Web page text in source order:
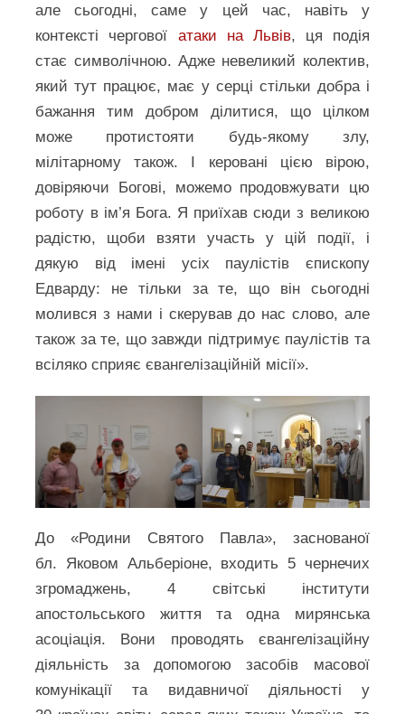
але сьогодні, саме у цей час, навіть у
контексті чергової атаки на Львів, ця подія
стає символічною. Адже невеликий колектив,
який тут працює, має у серці стільки добра і
бажання тим добром ділитися, що цілком
може протистояти будь-якому злу,
мілітарному також. І керовані цією вірою,
довіряючи Богові, можемо продовжувати цю
роботу в ім’я Бога. Я приїхав сюди з великою
радістю, щоби взяти участь у цій події, і
дякую від імені усіх паулістів єпископу
Едварду: не тільки за те, що він сьогодні
молився з нами і скерував до нас слово, але
також за те, що завжди підтримує паулістів та
всіляко сприяє євангелізаційній місії».
До «Родини Святого Павла», заснованої
бл. Яковом Альберіоне, входить 5 чернечих
згромаджень, 4 світські інститути
апостольського життя та одна мирянська
асоціація. Вони проводять євангелізаційну
діяльність за допомогою засобів масової
комунікації та видавничої діяльності у